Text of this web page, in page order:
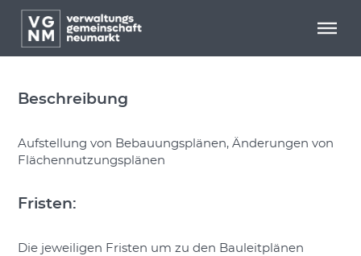
Menü überspringen
Menü überspringen
BAULEITPLANUNG
Beschreibung
Aufstellung von Bebauungsplänen, Änderungen von
Flächennutzungsplänen
Fristen:
Die jeweiligen Fristen um zu den Bauleitplänen